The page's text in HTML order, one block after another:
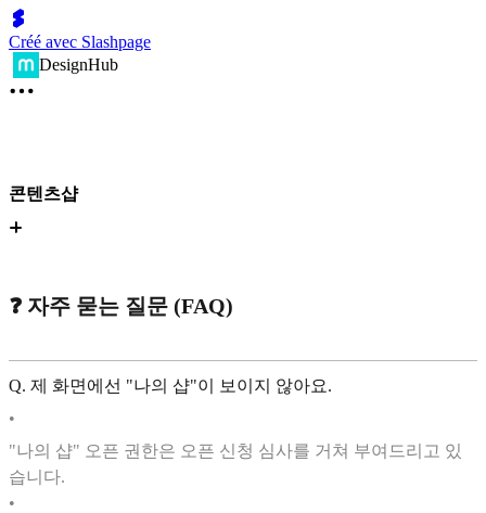
Créé avec Slashpage
DesignHub
콘텐츠샵
❓ 자주 묻는 질문 (FAQ)
Q. 제 화면에선 "나의 샵"이 보이지 않아요.
•
"나의 샵" 오픈 권한은 오픈 신청 심사를 거쳐 부여드리고 있
습니다.
•